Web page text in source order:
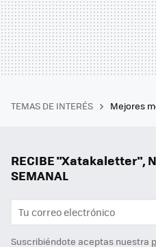
TEMAS DE INTERÉS Mejores
RECIBE "Xatakaletter",
SEMANAL
Suscribiéndote aceptas nuestra